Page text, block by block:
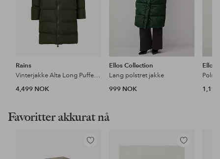
Rains
Vinterjakke Alta Long Puffer Jacket
4,499 NOK
Ellos Collection
Lang polstret jakke
999 NOK
Ellos
Favoritter akkurat nå
Legg
Legg